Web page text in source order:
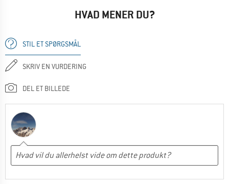
HVAD MENER DU?
STIL ET SPØRGSMÅL
SKRIV EN VURDERING
DEL ET BILLEDE